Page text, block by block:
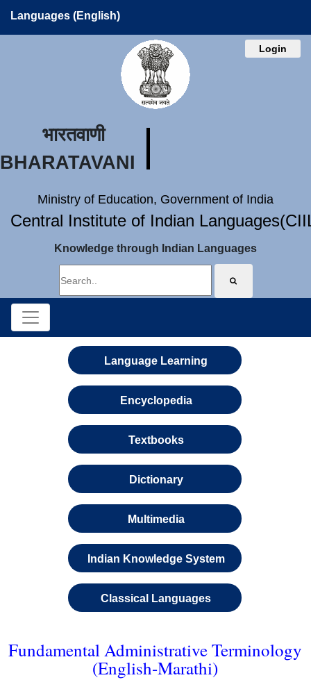
Languages (English)
Login
भारतवाणी
BHARATAVANI
Ministry of Education, Government of India
Central Institute of Indian
Knowledge through Indian Languages
Language Learning
Encyclopedia
Textbooks
Dictionary
Multimedia
Indian Knowledge System
Classical Languages
Fundamental Administrative Terminology
(English-Marathi)